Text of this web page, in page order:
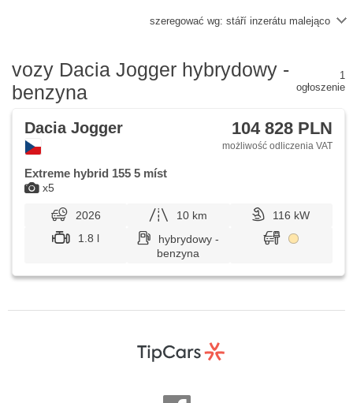
szeregować wg: stáří inzerátu malejąco
vozy Dacia Jogger hybrydowy -
benzyna
1
ogłoszenie
x5
Dacia Jogger 104 828 PLN
możliwość odliczenia VAT
Extreme hybrid 155 5 míst
2026 10 km
116 kW
1.8 l
hybrydowy -
benzyna